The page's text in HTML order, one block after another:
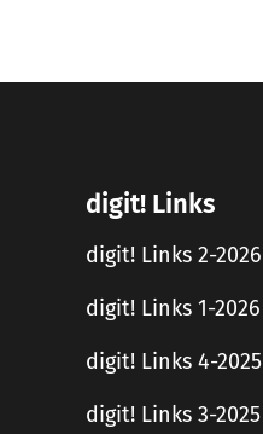
digit! Links
digit! Links 2-2026
digit! Links 1-2026
digit! Links 4-2025
digit! Links 3-2025